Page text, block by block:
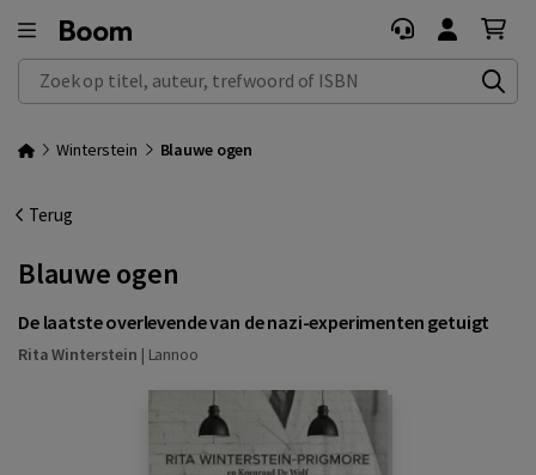
Zoek op titel, auteur, trefwoord of ISBN
Winterstein Blauwe ogen
Terug
Blauwe ogen
De laatste overlevende van de nazi-experimenten getuigt
Rita Winterstein | Lannoo